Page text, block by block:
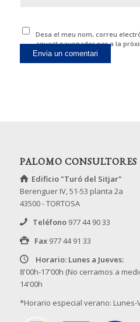
Desa el meu nom, correu
aquest navegador per a la
comenti.
PALOMO CONSULTORES
Edificio "Turó del Sitjar"
Berenguer IV, 51-53 planta 2a
43500 - TORTOSA
Teléfono 977 44 90 33
Fax 977 44 91 33
Horario: Lunes a Jueves:
8'00h-17'00h (No cerramos a
14'00h
*Horario especial verano: Lunes-